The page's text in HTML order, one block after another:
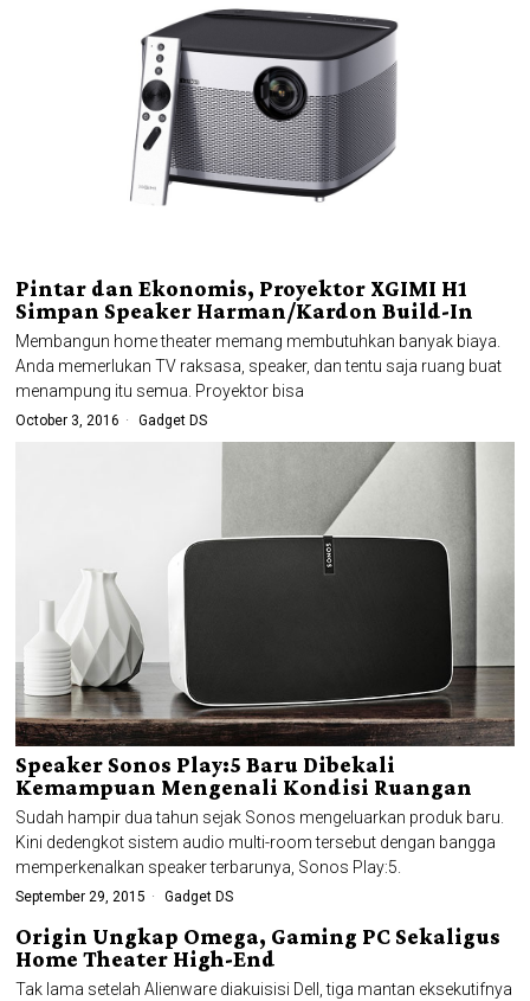
Pintar dan Ekonomis, Proyektor XGIMI H1
Simpan Speaker Harman/Kardon Build-In
Membangun home theater memang membutuhkan banyak biaya.
Anda memerlukan TV raksasa, speaker, dan tentu saja ruang buat
menampung itu semua. Proyektor bisa
October 3, 2016 Gadget DS
Speaker Sonos Play:5 Baru Dibekali
Kemampuan Mengenali Kondisi Ruangan
Sudah hampir dua tahun sejak Sonos mengeluarkan produk baru.
Kini dedengkot sistem audio multi-room tersebut dengan bangga
memperkenalkan speaker terbarunya, Sonos Play:5.
September 29, 2015 Gadget DS
Origin Ungkap Omega, Gaming PC Sekaligus
Home Theater High-End
Tak lama setelah Alienware diakuisisi Dell, tiga mantan eksekutifnya